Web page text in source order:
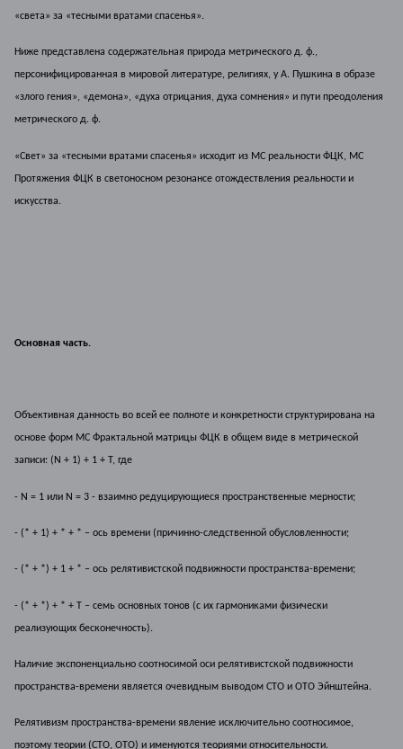
«света» за «тесными вратами спасенья».
Ниже представлена содержательная природа метрического д. ф.,
персонифицированная в мировой литературе, религиях, у А. Пушкина в образе
«злого гения», «демона», «духа отрицания, духа сомнения» и пути преодоления
метрического д. ф.
«Свет» за «тесными вратами спасенья» исходит из МС реальности ФЦК, МС
Протяжения ФЦК в светоносном резонансе отождествления реальности и
искусства.
Основная часть.
Объективная данность во всей ее полноте и конкретности структурирована на
основе форм МС Фрактальной матрицы ФЦК в общем виде в метрической
записи: (N + 1) + 1 + T, где
- N = 1 или N = 3 - взаимно редуцирующиеся пространственные мерности;
- (* + 1) + * + * – ось времени (причинно-следственной обусловленности;
- (* + *) + 1 + * – ось релятивистской подвижности пространства-времени;
- (* + *) + * + T – семь основных тонов (с их гармониками физически
реализующих бесконечность).
Наличие экспоненциально соотносимой оси релятивистской подвижности
пространства-времени является очевидным выводом СТО и ОТО Эйнштейна.
Релятивизм пространства-времени явление исключительно соотносимое,
поэтому теории (СТО, ОТО) и именуются теориями относительности.